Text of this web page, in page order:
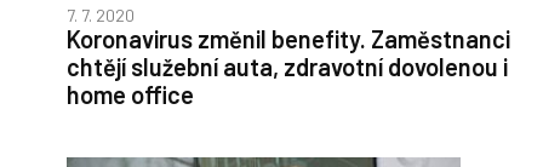
7. 7. 2020
Koronavirus změnil benefity. Zaměstnanci
chtějí služební auta, zdravotní dovolenou i
home office